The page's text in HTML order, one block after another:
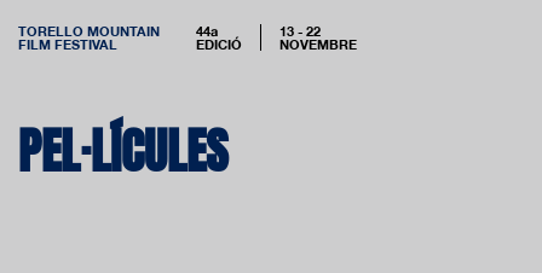
TORELLO MOUNTAIN
FILM FESTIVAL
44a
EDICIÓ
13 - 22
NOVEMBRE
PEL·LÍCULES